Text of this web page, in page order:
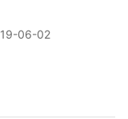
06-02